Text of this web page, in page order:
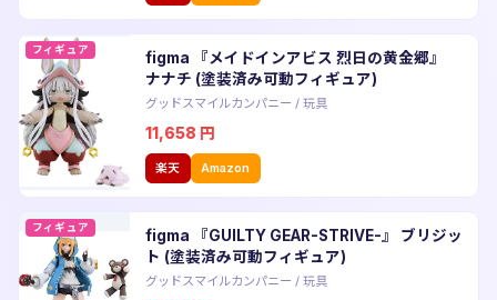
フィギュア
figma 『メイドインアビス 烈日の黄金郷』
ナナチ (塗装済み可動フィギュア)
グッドスマイルカンパニー / 玩具
11,658 円
楽天 Amazon
フィギュア
figma 『GUILTY GEAR-STRIVE-』 ブリジッ
ト (塗装済み可動フィギュア)
グッドスマイルカンパニー / 玩具